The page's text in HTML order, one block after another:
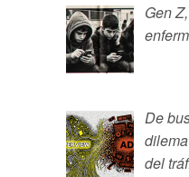
Gen
De
del